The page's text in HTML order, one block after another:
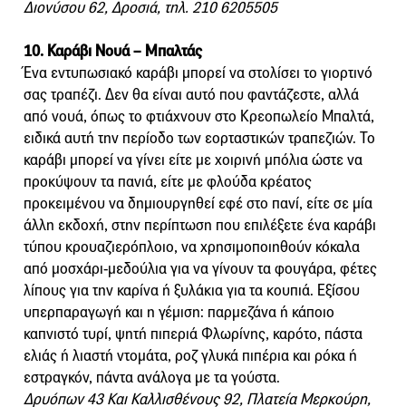
Διονύσου 62, Δροσιά, τηλ. 210 6205505
10. Καράβι Νουά – Μπαλτάς
Ένα εντυπωσιακό καράβι μπορεί να στολίσει το γιορτινό
σας τραπέζι. Δεν θα είναι αυτό που φαντάζεστε, αλλά
από νουά, όπως το φτιάχνουν στο Κρεοπωλείο Μπαλτά,
ειδικά αυτή την περίοδο των εορταστικών τραπεζιών. Το
καράβι μπορεί να γίνει είτε με χοιρινή μπόλια ώστε να
προκύψουν τα πανιά, είτε με φλούδα κρέατος
προκειμένου να δημιουργηθεί εφέ στο πανί, είτε σε μία
άλλη εκδοχή, στην περίπτωση που επιλέξετε ένα καράβι
τύπου κρουαζιερόπλοιο, να χρησιμοποιηθούν κόκαλα
από μοσχάρι-μεδούλια για να γίνουν τα φουγάρα, φέτες
λίπους για την καρίνα ή ξυλάκια για τα κουπιά. Εξίσου
υπερπαραγωγή και η γέμιση: παρμεζάνα ή κάποιο
καπνιστό τυρί, ψητή πιπεριά Φλωρίνης, καρότο, πάστα
ελιάς ή λιαστή ντομάτα, ροζ γλυκά πιπέρια και ρόκα ή
εστραγκόν, πάντα ανάλογα με τα γούστα.
Δρυόπων 43 Και Καλλισθένους 92, Πλατεία Μερκούρη,